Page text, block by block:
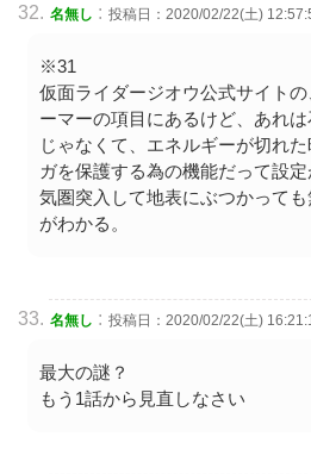
名無し : 投稿日：2020/02/22(土)
※31
仮面ライダージオウ公式サイト
ーマーの項目にあるけど、あれ
じゃなくて、エネルギーが切れ
ガを保護する為の機能だって設
気圏突入して地表にぶつかって
がわかる。
名無し : 投稿日：2020/02/22(土)
最大の謎？
もう1話から見直しなさい